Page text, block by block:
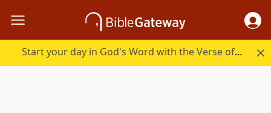
Start your day in God's Word with the Verse of the Day.